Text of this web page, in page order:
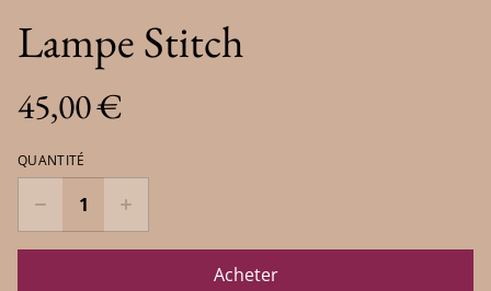
Lampe Stitch
45,00 €
QUANTITÉ
Acheter